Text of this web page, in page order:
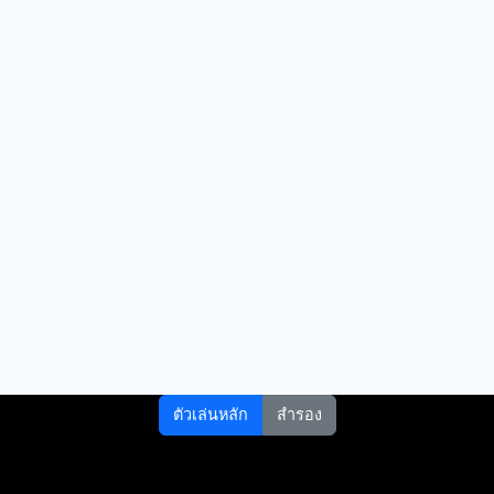
ตัวเล่นหลัก สำรอง